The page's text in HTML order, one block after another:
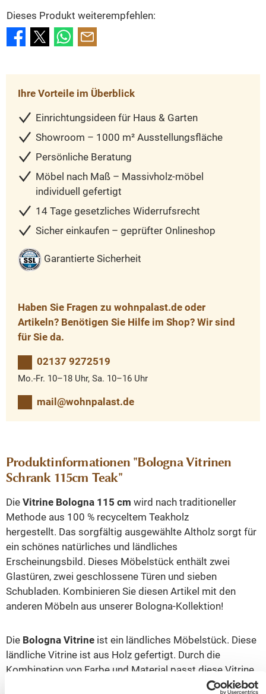
Dieses Produkt weiterempfehlen:
Ihre Vorteile im Überblick
Einrichtungsideen für Haus & Garten
Showroom – 1000 m² Ausstellungsfläche
Persönliche Beratung
Möbel nach Maß – Massivholz-möbel
individuell gefertigt
14 Tage gesetzliches Widerrufsrecht
Sicher einkaufen – geprüfter Onlineshop
Garantierte Sicherheit
Haben Sie Fragen zu wohnpalast.de oder
Artikeln? Benötigen Sie Hilfe im Shop? Wir sind
für Sie da.
02137 9272519
Mo.-Fr. 10–18 Uhr, Sa. 10–16 Uhr
mail@wohnpalast.de
Produktinformationen "Bologna Vitrinen
Schrank 115cm Teak"
Die Vitrine Bologna 115 cm wird nach traditioneller
Methode aus 100 % recyceltem Teakholz
hergestellt. Das sorgfältig ausgewählte Altholz sorgt für
ein schönes natürliches und ländliches
Erscheinungsbild. Dieses Möbelstück enthält zwei
Glastüren, zwei geschlossene Türen und sieben
Schubladen. Kombinieren Sie diesen Artikel mit den
anderen Möbeln aus unserer Bologna-Kollektion!
Die Bologna Vitrine ist ein ländliches Möbelstück. Diese
ländliche Vitrine ist aus Holz gefertigt. Durch die
Kombination von Farbe und Material passt diese Vitrine
gut in jedes ländliche Interieur. Diese Holzvitrine ist auch